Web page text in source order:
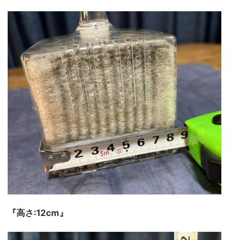
『高さ:12cm』